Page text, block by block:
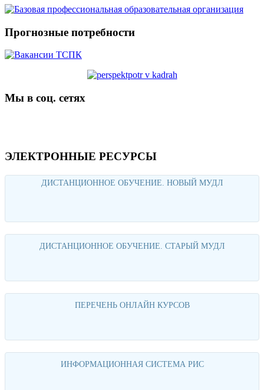
Прогнозные потребности
Мы в соц. сетях
ЭЛЕКТРОННЫЕ РЕСУРСЫ
ДИСТАНЦИОННОЕ ОБУЧЕНИЕ. НОВЫЙ МУДЛ
ДИСТАНЦИОННОЕ ОБУЧЕНИЕ. СТАРЫЙ МУДЛ
ПЕРЕЧЕНЬ ОНЛАЙН КУРСОВ
ИНФОРМАЦИОННАЯ СИСТЕМА РИС